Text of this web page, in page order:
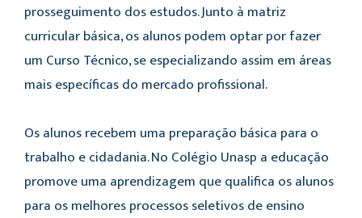
prosseguimento dos estudos.Junto à matriz
curricular básica, os alunos podem optar por fazer
um Curso Técnico, se especializando assim em áreas
mais específicas do mercado profissional.
Os alunos recebem uma preparação básica para o
trabalho e cidadania. No Colégio Unasp a educação
promove uma aprendizagem que qualifica os alunos
para os melhores processos seletivos de ensino